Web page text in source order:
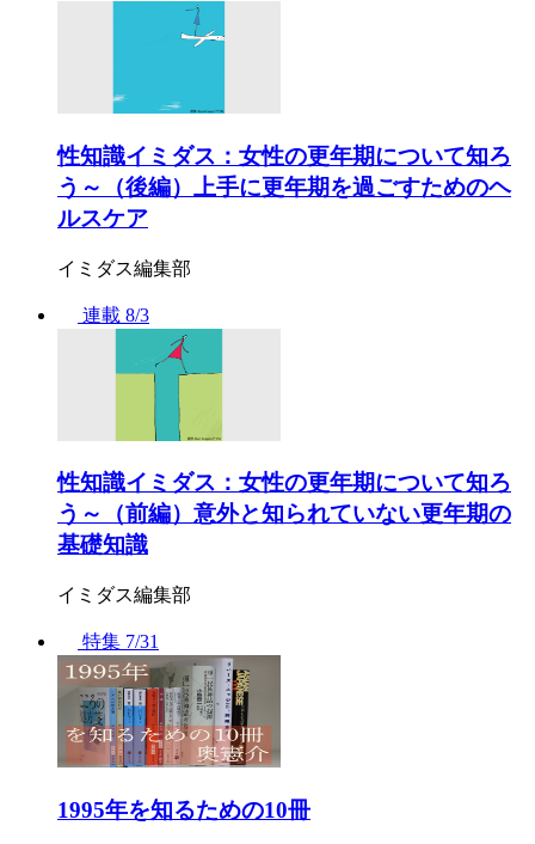
性知識イミダス：女性の更年期について知ろ
う～（後編）上手に更年期を過ごすためのヘ
ルスケア
イミダス編集部
連載 8/3
性知識イミダス：女性の更年期について知ろ
う～（前編）意外と知られていない更年期の
基礎知識
イミダス編集部
特集 7/31
1995年を知るための10冊